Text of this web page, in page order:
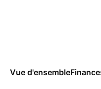
Vue d'ensemble